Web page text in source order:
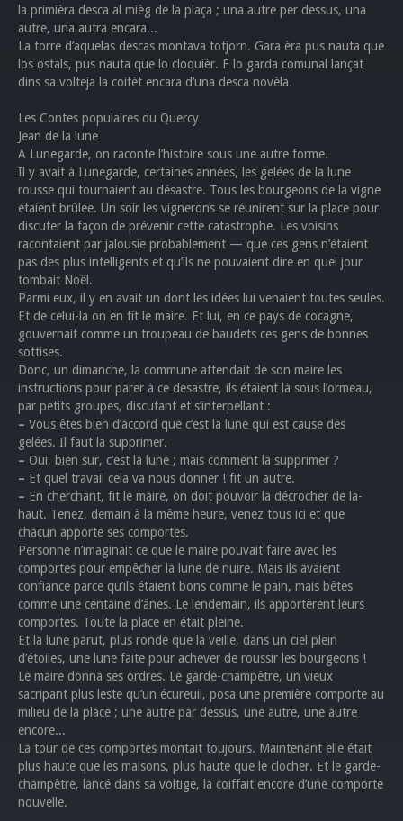
la primièra desca al mièg de la plaça ; una autre per dessus, una
autre, una autra encara...
La torre d’aquelas descas montava totjorn. Gara èra pus nauta que
los ostals, pus nauta que lo cloquièr. E lo garda comunal lançat
dins sa volteja la coifèt encara d’una desca novèla.
Les Contes populaires du Quercy
Jean de la lune
A Lunegarde, on raconte l’histoire sous une autre forme.
Il y avait à Lunegarde, certaines années, les gelées de la lune
rousse qui tournaient au désastre. Tous les bourgeons de la vigne
étaient brûlée. Un soir les vignerons se réunirent sur la place pour
discuter la façon de prévenir cette catastrophe. Les voisins
racontaient par jalousie probablement — que ces gens n’étaient
pas des plus intelligents et qu’ils ne pouvaient dire en quel jour
tombait Noël.
Parmi eux, il y en avait un dont les idées lui venaient toutes seules.
Et de celui-là on en fit le maire. Et lui, en ce pays de cocagne,
gouvernait comme un troupeau de baudets ces gens de bonnes
sottises.
Donc, un dimanche, la commune attendait de son maire les
instructions pour parer à ce désastre, ils étaient là sous l’ormeau,
par petits groupes, discutant et s’interpellant :
– Vous êtes bien d’accord que c’est la lune qui est cause des
gelées. Il faut la supprimer.
– Oui, bien sur, c’est la lune ; mais comment la supprimer ?
– Et quel travail cela va nous donner ! fit un autre.
– En cherchant, fit le maire, on doit pouvoir la décrocher de la-
haut. Tenez, demain à la même heure, venez tous ici et que
chacun apporte ses comportes.
Personne n’imaginait ce que le maire pouvait faire avec les
comportes pour empêcher la lune de nuire. Mais ils avaient
confiance parce qu’ils étaient bons comme le pain, mais bêtes
comme une centaine d’ânes. Le lendemain, ils apportèrent leurs
comportes. Toute la place en était pleine.
Et la lune parut, plus ronde que la veille, dans un ciel plein
d’étoiles, une lune faite pour achever de roussir les bourgeons !
Le maire donna ses ordres. Le garde-champêtre, un vieux
sacripant plus leste qu’un écureuil, posa une première comporte au
milieu de la place ; une autre par dessus, une autre, une autre
encore...
La tour de ces comportes montait toujours. Maintenant elle était
plus haute que les maisons, plus haute que le clocher. Et le garde-
champêtre, lancé dans sa voltige, la coiffait encore d’une comporte
nouvelle.